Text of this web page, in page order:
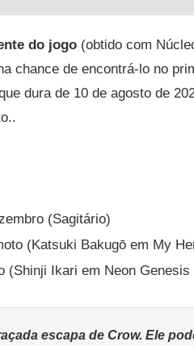
do jogo (obtido com
chance de encontrá-lo no
dura de 10 de agosto de
(Sagitário)
(Katsuki Bakugō em My
(Shinji Ikari em Neon Genesis
escapa de Crow. Ele